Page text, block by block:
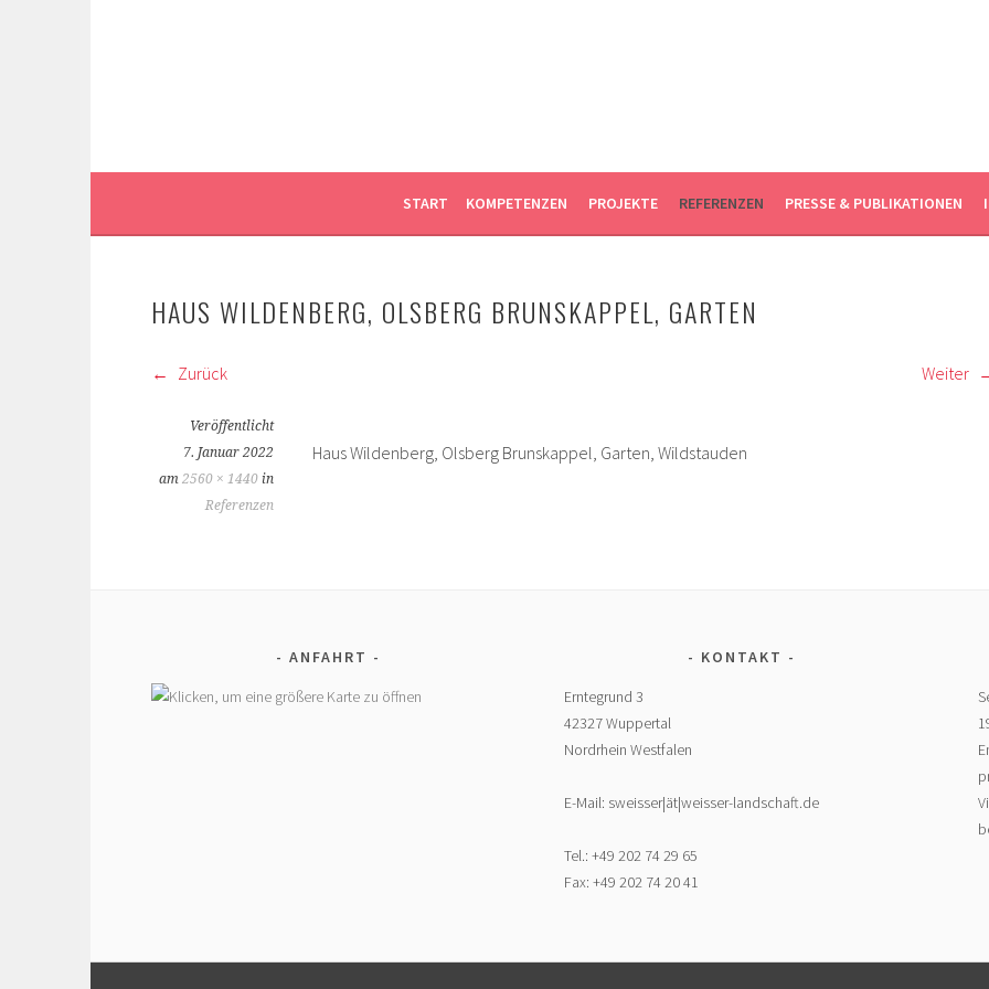
START KOMPETENZEN PROJEKTE REFERENZEN PRESSE & PUBLIKATIONEN
HAUS WILDENBERG, OLSBERG BRUNSKAPPEL, GARTEN
Zurück Weiter
Veröffentlicht
7. Januar 2022
am 2560 × 1440 in
Referenzen
Haus Wildenberg, Olsberg Brunskappel, Garten, Wildstauden
ANFAHRT
KONTAKT
Erntegrund 3
42327 Wuppertal
Nordrhein Westfalen
E-Mail: sweisser|ät|weisser-landschaft.de
Tel.: +49 202 74 29 65
Fax: +49 202 74 20 41